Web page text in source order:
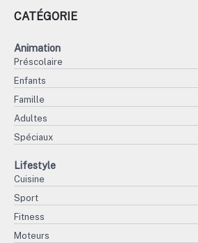
CATÉGORIE
Animation
Préscolaire
Enfants
Famille
Adultes
Spéciaux
Lifestyle
Cuisine
Sport
Fitness
Moteurs